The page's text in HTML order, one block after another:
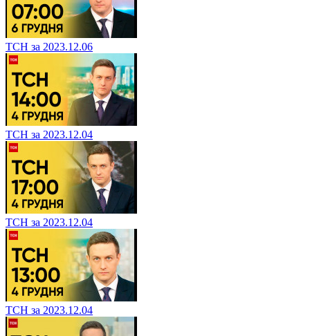
ТСН за 2023.12.06
ТСН за 2023.12.04
ТСН за 2023.12.04
ТСН за 2023.12.04